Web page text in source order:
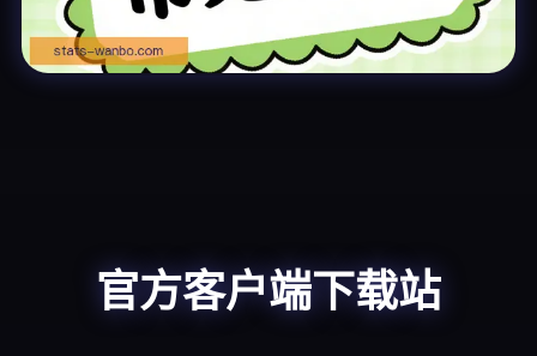
官方客户端下载站